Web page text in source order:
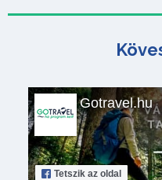
Gotravel.hu
Tetszik az oldal